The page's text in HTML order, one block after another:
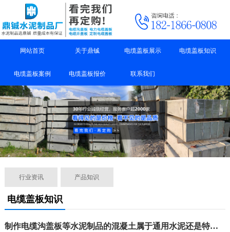
网站首页 关于鼎铖 电缆盖板展示 电缆盖板知识
电缆盖板案例 电缆盖板报价 联系我们
行业资讯 产品知识
电缆盖板知识
制作电缆沟盖板等水泥制品的混凝土属于通用水泥还是特种水泥？